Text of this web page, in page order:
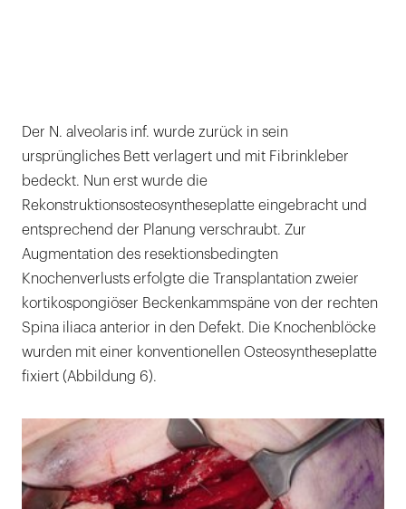
Der N. alveolaris inf. wurde zurück in sein
ursprüngliches Bett verlagert und mit Fibrinkleber
bedeckt. Nun erst wurde die
Rekonstruktionsosteosyntheseplatte eingebracht und
entsprechend der Planung verschraubt. Zur
Augmentation des resektionsbedingten
Knochenverlusts erfolgte die Transplantation zweier
kortikospongiöser Beckenkammspäne von der rechten
Spina iliaca anterior in den Defekt. Die Knochenblöcke
wurden mit einer konventionellen Osteosyntheseplatte
fixiert (Abbildung 6).